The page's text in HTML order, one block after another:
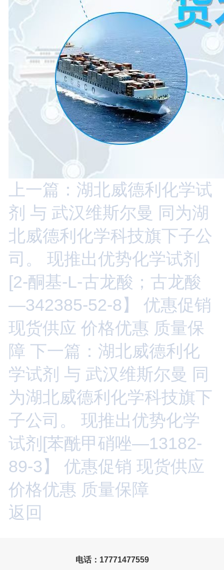
上一篇：湖北威德利化学试
剂 与 武汉维斯尔曼 同为湖
北威德利化学科技旗下子公
司。 现推出优势化学试剂
[2-酮基-L-古龙酸；古龙酸
—342385-52-8】 优惠促销
现货供应 价格优惠 质量保
障 下一篇：湖北威德利化
学试剂 与 武汉维斯尔曼 同
为湖北威德利化学科技旗下
子公司。 现推出优势化学
试剂[苯酰甲硝唑—13182-
89-3】 优惠促销 现货供应
价格优惠 质量保障
返回
电话：17771477559